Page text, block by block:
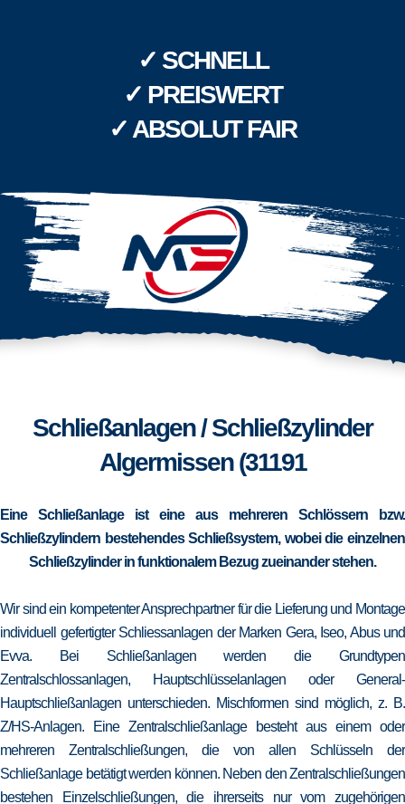
✓ SCHNELL
✓ PREISWERT
✓ ABSOLUT FAIR
Schließanlagen / Schließzylinder
Algermissen (31191
Eine Schließanlage ist eine aus mehreren Schlössern bzw.
Schließzylindern bestehendes Schließsystem, wobei die einzelnen
Schließzylinder in funktionalem Bezug zueinander stehen.
Wir sind ein kompetenter Ansprechpartner für die Lieferung und Montage
individuell gefertigter Schliessanlagen der Marken Gera, Iseo, Abus und
Evva. Bei Schließanlagen werden die Grundtypen
Zentralschlossanlagen, Hauptschlüsselanlagen oder General-
Hauptschließanlagen unterschieden. Mischformen sind möglich, z. B.
Z/HS-Anlagen. Eine Zentralschließanlage besteht aus einem oder
mehreren Zentralschließungen, die von allen Schlüsseln der
Schließanlage betätigt werden können. Neben den Zentralschließungen
bestehen Einzelschließungen, die ihrerseits nur vom zugehörigen